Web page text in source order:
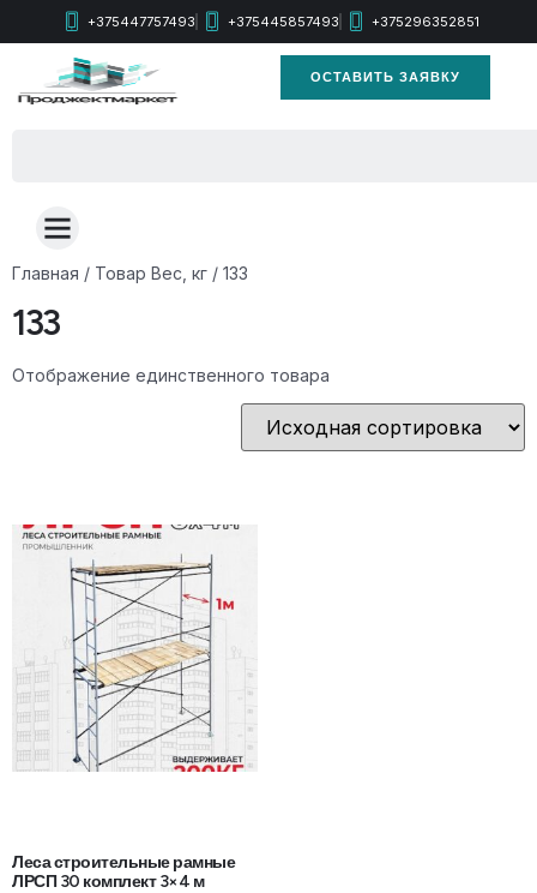
+375447757493 +375445857493 +375296352851
ОСТАВИТЬ ЗАЯВКУ
Главная / Товар Вес, кг / 133
133
Отображение единственного товара
Леса строительные рамные
ЛРСП 30 комплект 3×4 м